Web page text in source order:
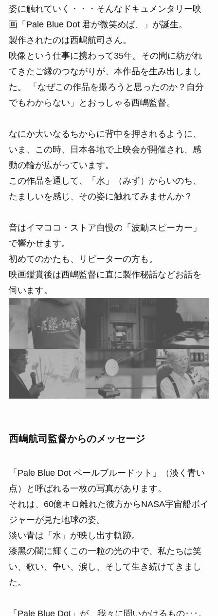
姿に触れていく・・・そんなドキュメンタリー映
画「Pale Blue Dot 君が微笑めば、」が誕生。
製作されたのは西嶋航司さん。
映像という仕事に携わって35年。その間に紡がれ
てきたご縁のつながりが、本作品を生み出しまし
た。 「なぜこの作品を撮ろうと思ったのか？自分
でもわからない」とおっしゃる西嶋監督。
なにか大いなるちからに背中を押されるように、
いま、この時、日本各地で上映会が開催され、感
動の輪が広がっています。
この作品を通して、「水」（みず）からいのち、
たましいを感じ、その姿に触れてみませんか？
音はイマココ・ストア自慢の「波動スピーカー」
で響かせます。
初めてのかたも、リピーターの方も。
映画鑑賞後は西嶋監督に直に製作秘話などお話を
伺います。
西嶋航司監督からのメッセージ
「Pale Blue Dot ペールブルードット」（淡く⻘い
点）と呼ばれる⼀枚の写真があります。
それは、60億キロ離れた彼⽅からNASA宇宙船ボイ
ジャーが⾒た地球の姿。
淡い⻘は「⽔」が映し出す軌跡。
漆⿊の闇に輝くこの⼀粒の光の中で、私たちは笑
い、歌い、争い、涙し、そして⽣き続けてきまし
た。
「Pale Blue Dot」が、我々に問いかけるもの･･･。